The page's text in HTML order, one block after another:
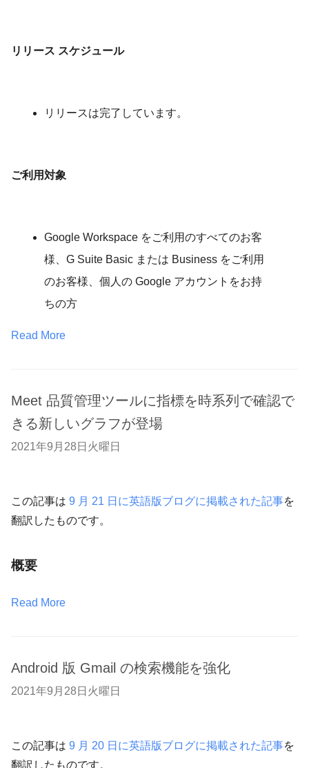
リリース スケジュール
リリースは完了しています。
ご利用対象
Google Workspace をご利用のすべてのお客
様、G Suite Basic または Business をご利用
のお客様、個人の Google アカウントをお持
ちの方
Read More
Meet 品質管理ツールに指標を時系列で確認で
きる新しいグラフが登場
2021年9月28日火曜日
この記事は 9 月 21 日に英語版ブログに掲載された記事を
翻訳したものです。
概要
Read More
Android 版 Gmail の検索機能を強化
2021年9月28日火曜日
この記事は 9 月 20 日に英語版ブログに掲載された記事を
翻訳したものです。